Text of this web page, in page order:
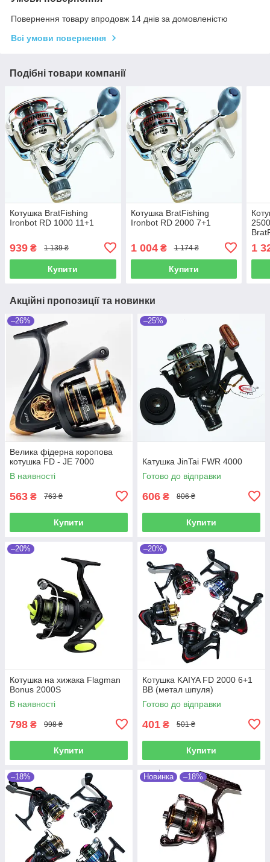
Повернення товару впродовж 14 днів за домовленістю
Всі умови повернення
Подібні товари компанії
Котушка BratFishing
Ironbot RD 1000 11+1
939 ₴ 1 139 ₴
Купити
Котушка BratFishing
Ironbot RD 2000 7+1
1 004₴ 1 174 ₴
Купити
1
Акційні пропозиції та новинки
–26%
Велика фідерна коропова
котушка FD - JE 7000
В наявності
563 ₴ 763 ₴
Купити
–25%
Катушка JinTai FWR 4000
Готово до відправки
606 ₴ 806 ₴
Купити
–20%
Котушка на хижака Flagman
Bonus 2000S
В наявності
798 ₴ 998 ₴
Купити
–20%
Котушка KAIYA FD 2000 6+1
BB (метал шпуля)
Готово до відправки
401 ₴ 501 ₴
Купити
–18% Новинка –18%